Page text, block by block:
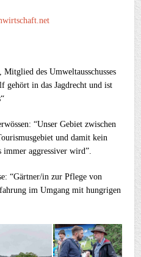
des Umweltausschusses
gehört in das Jagdrecht und ist
“Unser Gebiet zwischen
und damit kein
aggressiver wird”.
“Gärtner/in zur Pflege von
im Umgang mit hungrigen